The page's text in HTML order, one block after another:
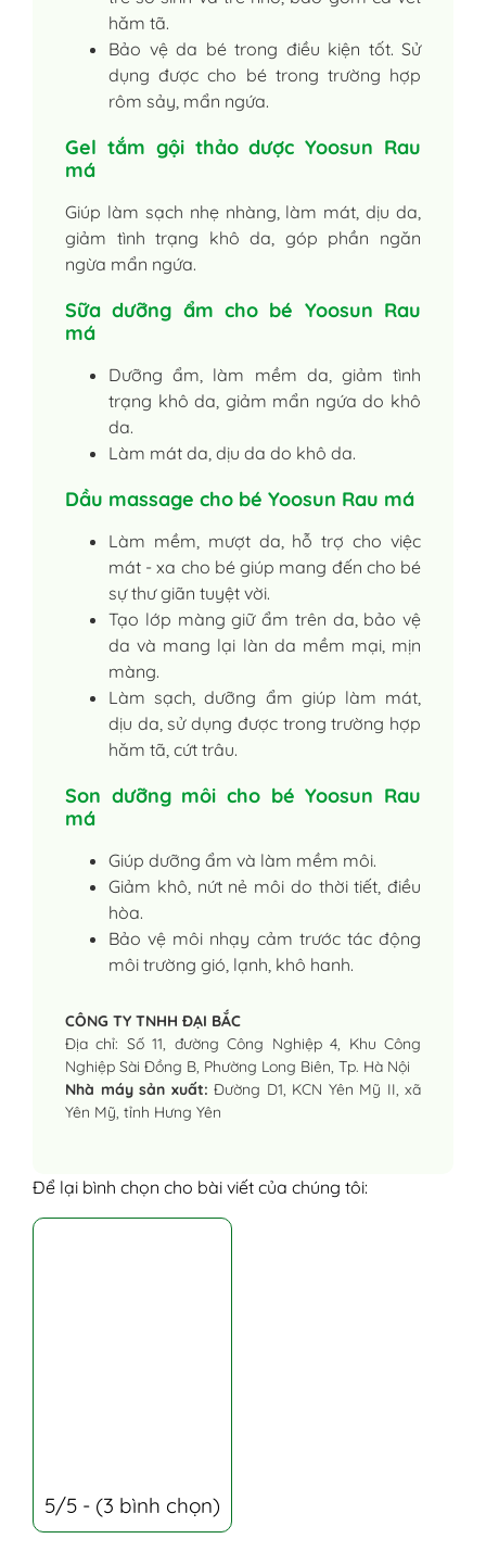
hăm tã.
Bảo vệ da bé trong điều kiện tốt. Sử
dụng được cho bé trong trường hợp
rôm sảy, mẩn ngứa.
Gel tắm gội thảo dược Yoosun Rau
má
Giúp làm sạch nhẹ nhàng, làm mát, dịu da,
giảm tình trạng khô da, góp phần ngăn
ngừa mẩn ngứa.
Sữa dưỡng ẩm cho bé Yoosun Rau
má
Dưỡng ẩm, làm mềm da, giảm tình
trạng khô da, giảm mẩn ngứa do khô
da.
Làm mát da, dịu da do khô da.
Dầu massage cho bé Yoosun Rau má
Làm mềm, mượt da, hỗ trợ cho việc
mát - xa cho bé giúp mang đến cho bé
sự thư giãn tuyệt vời.
Tạo lớp màng giữ ẩm trên da, bảo vệ
da và mang lại làn da mềm mại, mịn
màng.
Làm sạch, dưỡng ẩm giúp làm mát,
dịu da, sử dụng được trong trường hợp
hăm tã, cứt trâu.
Son dưỡng môi cho bé Yoosun Rau
má
Giúp dưỡng ẩm và làm mềm môi.
Giảm khô, nứt nẻ môi do thời tiết, điều
hòa.
Bảo vệ môi nhạy cảm trước tác động
môi trường gió, lạnh, khô hanh.
CÔNG TY TNHH ĐẠI BẮC
Địa chỉ: Số 11, đường Công Nghiệp 4, Khu Công
Nghiệp Sài Đồng B, Phường Long Biên, Tp. Hà Nội
Nhà máy sản xuất: Đường D1, KCN Yên Mỹ II, xã
Yên Mỹ, tỉnh Hưng Yên
Để lại bình chọn cho bài viết của chúng tôi:
5/5 - (3 bình chọn)